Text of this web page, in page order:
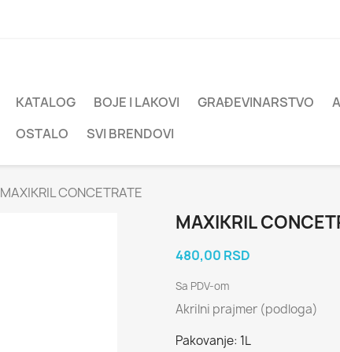
KATALOG BOJE I LAKOVI GRAĐEVINARSTVO
OSTALO
SVI BRENDOVI
MAXIKRIL CONCETRATE
MAXIKRIL
480,00 RSD
Sa PDV-om
Akrilni prajmer (podloga)
Pakovanje: 1L